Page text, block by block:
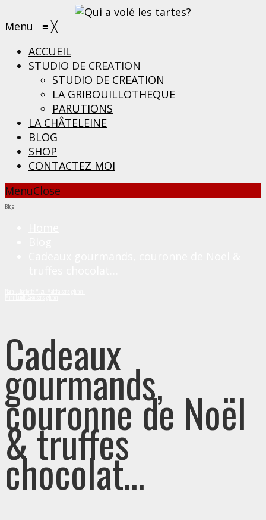
Menu ≡ ╳
ACCUEIL
STUDIO DE CREATION
STUDIO DE CREATION
LA GRIBOUILLOTHEQUE
PARUTIONS
LA CHÂTELEINE
BLOG
SHOP
CONTACTEZ MOI
MenuClose
Blog
Cadeaux
gourmands,
couronne de Noël
& truffes
chocolat…